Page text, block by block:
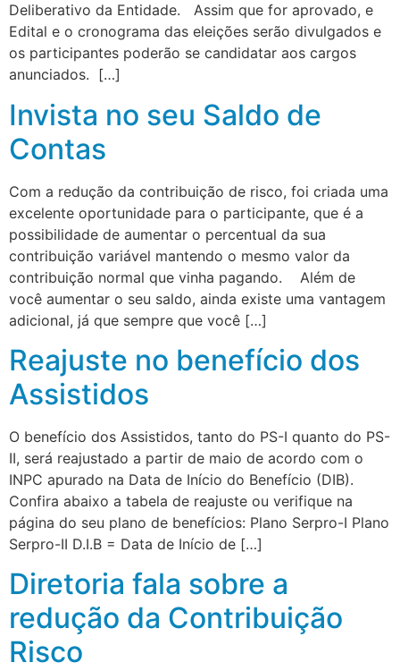
Deliberativo da Entidade. Assim que for aprovado, e
Edital e o cronograma das eleições serão divulgados e
os participantes poderão se candidatar aos cargos
anunciados. […]
Invista no seu Saldo de
Contas
Com a redução da contribuição de risco, foi criada uma
excelente oportunidade para o participante, que é a
possibilidade de aumentar o percentual da sua
contribuição variável mantendo o mesmo valor da
contribuição normal que vinha pagando. Além de
você aumentar o seu saldo, ainda existe uma vantagem
adicional, já que sempre que você […]
Reajuste no benefício dos
Assistidos
O benefício dos Assistidos, tanto do PS-I quanto do PS-
II, será reajustado a partir de maio de acordo com o
INPC apurado na Data de Início do Benefício (DIB).
Confira abaixo a tabela de reajuste ou verifique na
página do seu plano de benefícios: Plano Serpro-I Plano
Serpro-II D.I.B = Data de Início de […]
Diretoria fala sobre a
redução da Contribuição
Risco